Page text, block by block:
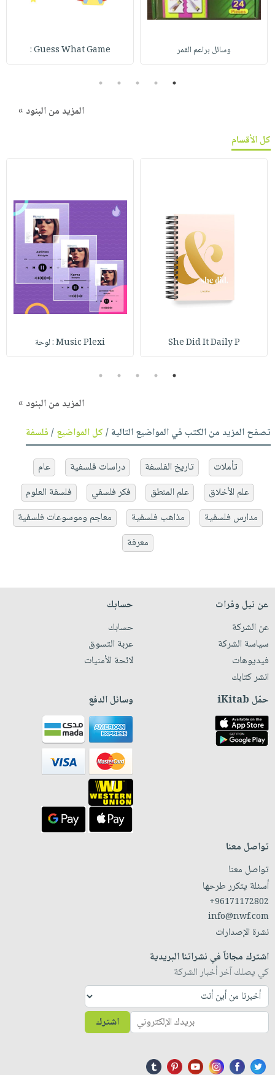
وسائل براعم القمر Guess What Game :
1
2
3
4
5
المزيد من البنود »
كل الأقسام
She Did It Daily P Music Plexi : لوحة
1
2
3
4
5
المزيد من البنود »
تصفح المزيد من الكتب في المواضيع التالية /كل المواضيع/فلسفة
تأملات تاريخ الفلسفة دراسات فلسفية
عام
علم الأخلاق
علم المنطق فكر فلسفي
فلسفة العلوم
مدارس فلسفية
مذاهب فلسفية
معاجم وموسوعات فلسفية
معرفة
عن نيل وفرات
عن الشركة
سياسة الشركة
فيديوهات
انشر كتابك
حسابك
حسابك
عربة التسوق
لائحة الأمنيات
حمّل iKitab وسائل الدفع
تواصل معنا
تواصل معنا
أسئلة يتكرر طرحها
+96171172802
info@nwf.com
نشرة الإصدارات
اشترك مجاناً في نشراتنا البريدية
كي يصلك آخر أخبار الشركة
اشترك